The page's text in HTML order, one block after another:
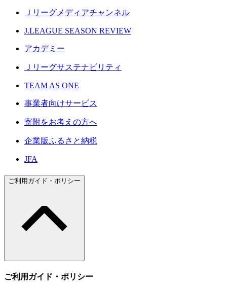
Ｊリーグメディアチャンネル
J.LEAGUE SEASON REVIEW
アカデミー
Ｊリーグサステナビリティ
TEAM AS ONE
事業者向けサービス
寄附をお考えの方へ
企業版ふるさと納税
JFA
ご利用ガイド・ポリシー
ご利用ガイド・ポリシー